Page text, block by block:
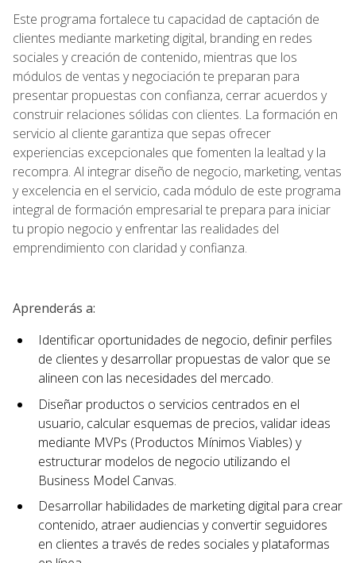
Este programa fortalece tu capacidad de captación de
clientes mediante marketing digital, branding en redes
sociales y creación de contenido, mientras que los
módulos de ventas y negociación te preparan para
presentar propuestas con confianza, cerrar acuerdos y
construir relaciones sólidas con clientes. La formación en
servicio al cliente garantiza que sepas ofrecer
experiencias excepcionales que fomenten la lealtad y la
recompra. Al integrar diseño de negocio, marketing, ventas
y excelencia en el servicio, cada módulo de este programa
integral de formación empresarial te prepara para iniciar
tu propio negocio y enfrentar las realidades del
emprendimiento con claridad y confianza.
Aprenderás a:
Identificar oportunidades de negocio, definir perfiles
de clientes y desarrollar propuestas de valor que se
alineen con las necesidades del mercado.
Diseñar productos o servicios centrados en el
usuario, calcular esquemas de precios, validar ideas
mediante MVPs (Productos Mínimos Viables) y
estructurar modelos de negocio utilizando el
Business Model Canvas.
Desarrollar habilidades de marketing digital para crear
contenido, atraer audiencias y convertir seguidores
en clientes a través de redes sociales y plataformas